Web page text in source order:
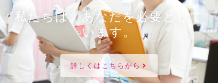
私たちは、あなたを必要として
います。
詳しくはこちらから